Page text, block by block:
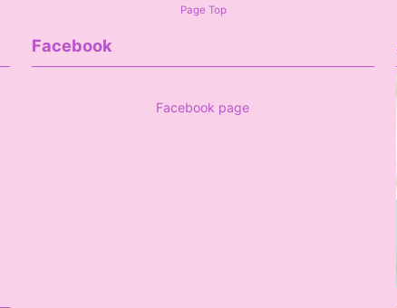
Page Top
Facebook
Facebook page